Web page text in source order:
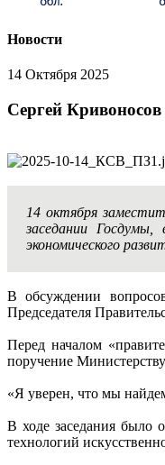
Новости
14 Октября 2025
Сергей
14 октября
заседании
экономического
В обсуждении
Председателя
Перед началом
поручение
«Я уверен, что мы
В ходе заседания было
технологий